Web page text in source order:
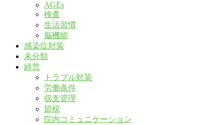
AGEs
検査
生活習慣
脳機能
感染症対策
未分類
経営
トラブル対策
労働条件
収支管理
節税
院内コミュニケーション